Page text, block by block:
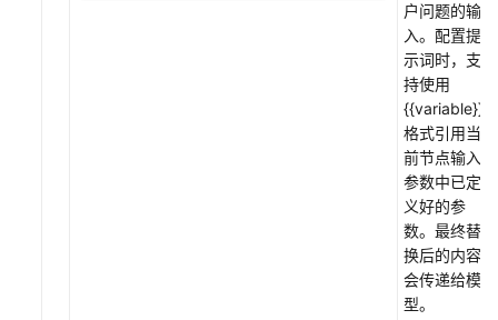
户问题的输
入。配置提
示词时，支
持使用
{{variable}}
格式引用当
前节点输入
参数中已定
义好的参
数。最终替
换后的内容
会传递给模
型。